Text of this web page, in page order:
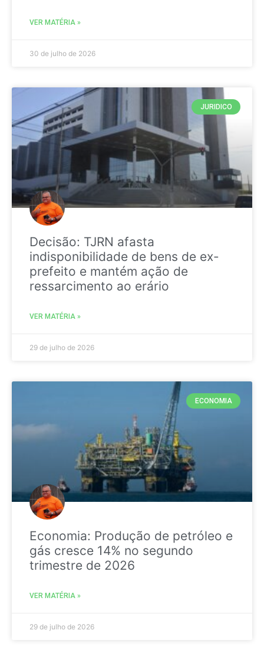
VER MATÉRIA »
30 de julho de 2026
JURIDICO
Decisão: TJRN afasta
indisponibilidade de bens de ex-
prefeito e mantém ação de
ressarcimento ao erário
VER MATÉRIA »
29 de julho de 2026
ECONOMIA
Economia: Produção de petróleo e
gás cresce 14% no segundo
trimestre de 2026
VER MATÉRIA »
29 de julho de 2026